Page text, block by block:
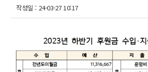
작성일 : 24-03-27 10:17